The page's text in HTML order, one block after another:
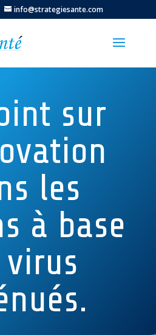
info@strategiesante.com
sur
les
à base